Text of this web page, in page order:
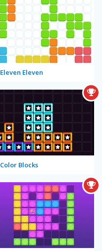
Eleven Eleven
Color Blocks